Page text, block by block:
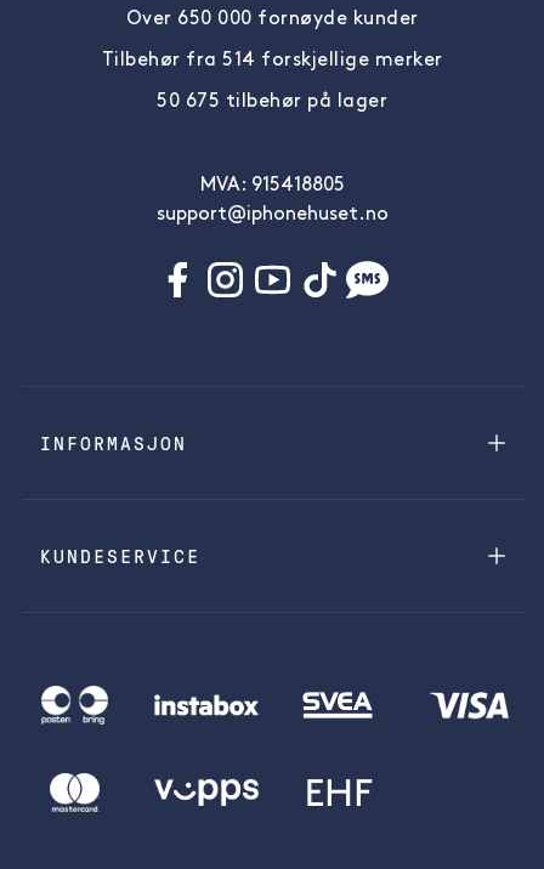
Over 650 000 fornøyde kunder
Tilbehør fra 514 forskjellige merker
50 675 tilbehør på lager
MVA: 915418805
support@iphonehuset.no
INFORMASJON
KUNDESERVICE